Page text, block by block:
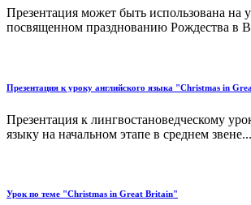
Презентация может быть использована на
посвященном празднованию Рождества в
Презентация к уроку английского языка "Christmas in
Презентация к лингвостановедческому
языку на начальном этапе в среднем
Урок по теме "Christmas in Great Britain"